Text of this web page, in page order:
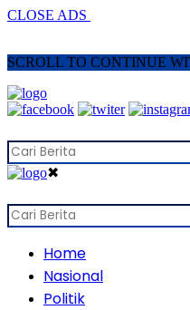
CLOSE ADS
SCROLL TO CONTINUE
✖
Home
Nasional
Politik